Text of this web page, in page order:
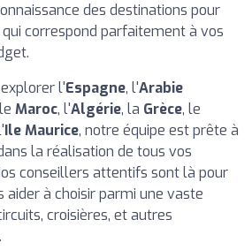
des destinations pour
correspond parfaitement à vos
l'Espagne, l'Arabie
Maroc, l'Algérie, la Grèce, le
Ile Maurice, notre équipe est prête à
la réalisation de tous vos
conseillers attentifs sont là pour
à choisir parmi une vaste
croisières, et autres